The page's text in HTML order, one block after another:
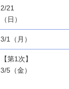
2/21
（日）
3/1（月）
【第1次】
3/5（金）